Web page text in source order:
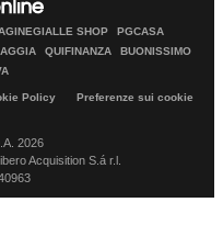
SHOP
PGCASA
QUIFINANZA
BUONISSIMO
Policy
Preferenze sui cookie
2026
Acquisition S.á r.l.